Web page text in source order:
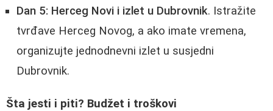
Dan 5: Herceg Novi i izlet u Dubrovnik. Istražite
tvrđave Herceg Novog, a ako imate vremena,
organizujte jednodnevni izlet u susjedni
Dubrovnik.
Šta jesti i piti? Budžet i troškovi